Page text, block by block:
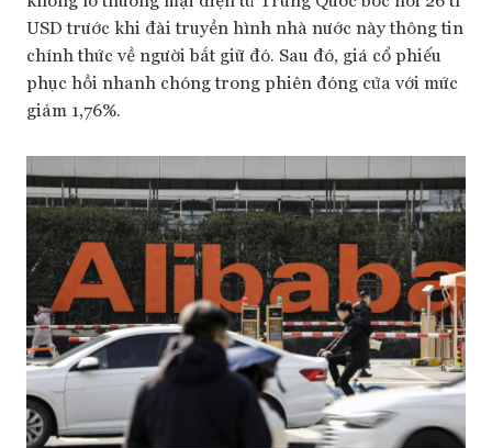
USD trước khi đài truyền hình nhà nước này thông tin
chính thức về người bắt giữ đó. Sau đó, giá cổ phiếu
phục hồi nhanh chóng trong phiên đóng cửa với mức
giảm 1,76%.